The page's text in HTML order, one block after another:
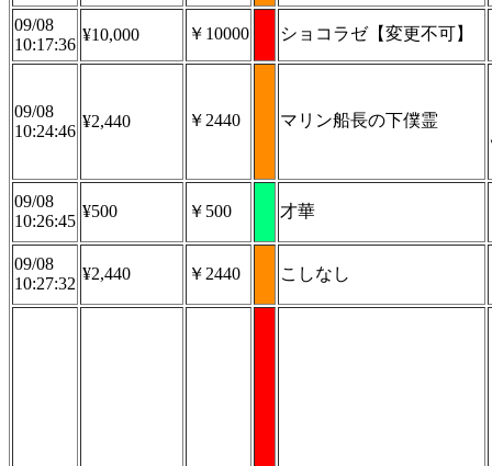
09/08
10:17:36
¥10,000 ￥10000 ショコラゼ【変更不可】
09/08
10:24:46
¥2,440 ￥2440 マリン船長の下僕霊
09/08
10:26:45
¥500 ￥500 才華
09/08
10:27:32
¥2,440 ￥2440 こしなし